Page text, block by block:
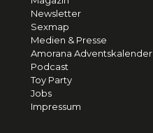
Newsletter
Sexmap
Medien & Presse
Amorana Adventskalender
Podcast
Toy Party
Jobs
Impressum